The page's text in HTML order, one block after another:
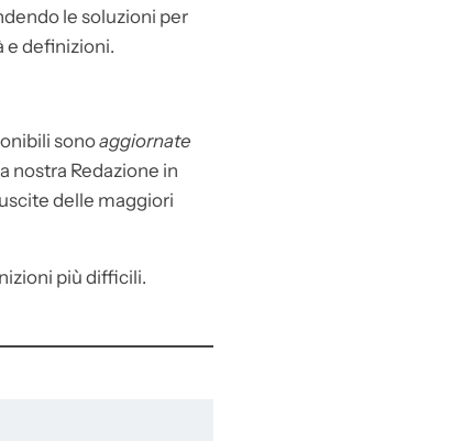
le soluzioni per
e definizioni.
sonoaggiornate
nostra Redazione in
delle maggiori
più difficili.